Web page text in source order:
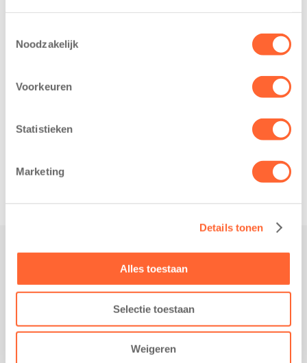
Noodzakelijk
Voorkeuren
Statistieken
Marketing
Details tonen
Alles toestaan
Selectie toestaan
Weigeren
donderdag alvast
voor de Kids First
kregen een…
heeft een
belangrijke stap
de wijk Wiarda in
Leeuwarden Zuid.
Werken bij Kids First
Nieuws over Kids First
Wijzigen opvangcontract
Opzeggen opvangcontract